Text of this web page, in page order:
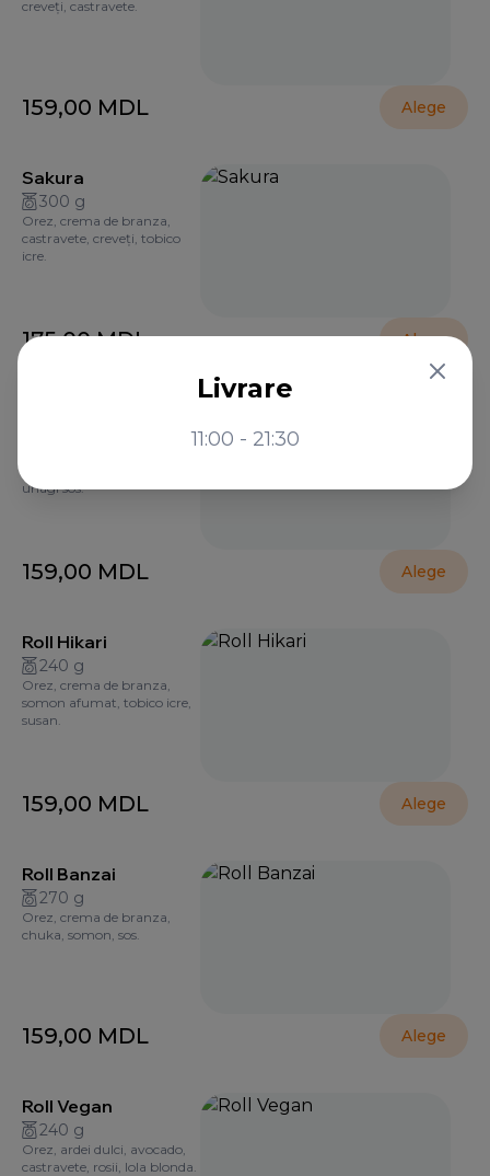
Livrare
11:00 - 21:30
creveți, castravete.
159,00 MDL Alege
Sakura
300 g
Orez, crema de branza,
castravete, creveți, tobico
icre.
175,00MDL Alege
unagi sos.
159,00 MDL Alege
Roll Hikari
240 g
Orez, crema de branza,
somon afumat, tobico icre,
susan.
159,00 MDL Alege
Roll Banzai
270 g
Orez, crema de branza,
chuka, somon, sos.
159,00 MDL Alege
Roll Vegan
240 g
Orez, ardei dulci, avocado,
castravete, rosii, lola blonda.